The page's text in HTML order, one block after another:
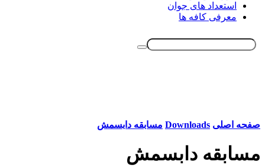
استعداد های جوان
معرفی کافه ها
صفحه اصلی Downloads مسابقه دابسمش
مسابقه دابسمش